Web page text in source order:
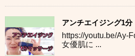
アンチエイジング1
https://youtu.be/Ay-
女優肌に ...